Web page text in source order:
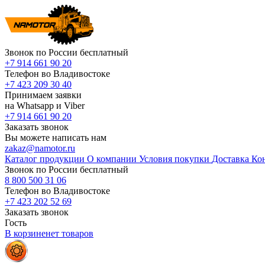
Звонок по России бесплатный
+7 914 661 90 20
Телефон во Владивостоке
+7 423 209 30 40
Принимаем заявки
на Whatsapp и Viber
+7 914 661 90 20
Заказать звонок
Вы можете написать нам
zakaz@namotor.ru
Каталог продукции О компании Условия покупки Доставка
Звонок по России бесплатный
8 800 500 31 06
Телефон во Владивостоке
+7 423 202 52 69
Заказать звонок
Гость
В корзиненет товаров